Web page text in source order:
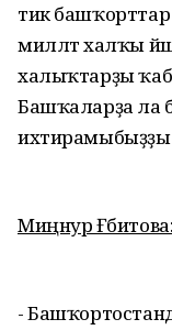
тик башҡорттар
милләт халҡы
халыҡтарҙы
Башҡаларҙа ла
ихтирамыбыҙҙы
Миңнур Ғәбитова:
-